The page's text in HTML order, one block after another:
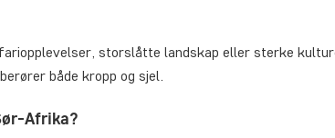
storslåtte landskap eller sterke
både kropp og sjel.
Afrika?